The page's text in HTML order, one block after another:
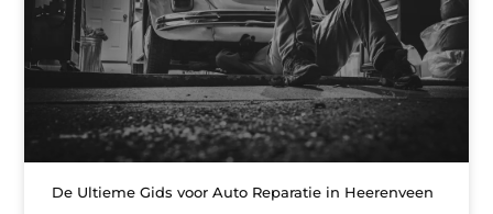
De Ultieme Gids voor Auto Reparatie in Heerenveen